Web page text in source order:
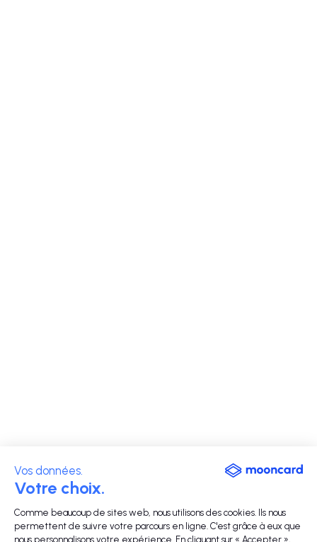
Vos données.
Votre choix.
Comme beaucoup de sites web, nous utilisons des cookies. Ils nous
permettent de suivre votre parcours en ligne. C'est grâce à eux que
nous personnalisons votre expérience. En cliquant sur « Accepter »,